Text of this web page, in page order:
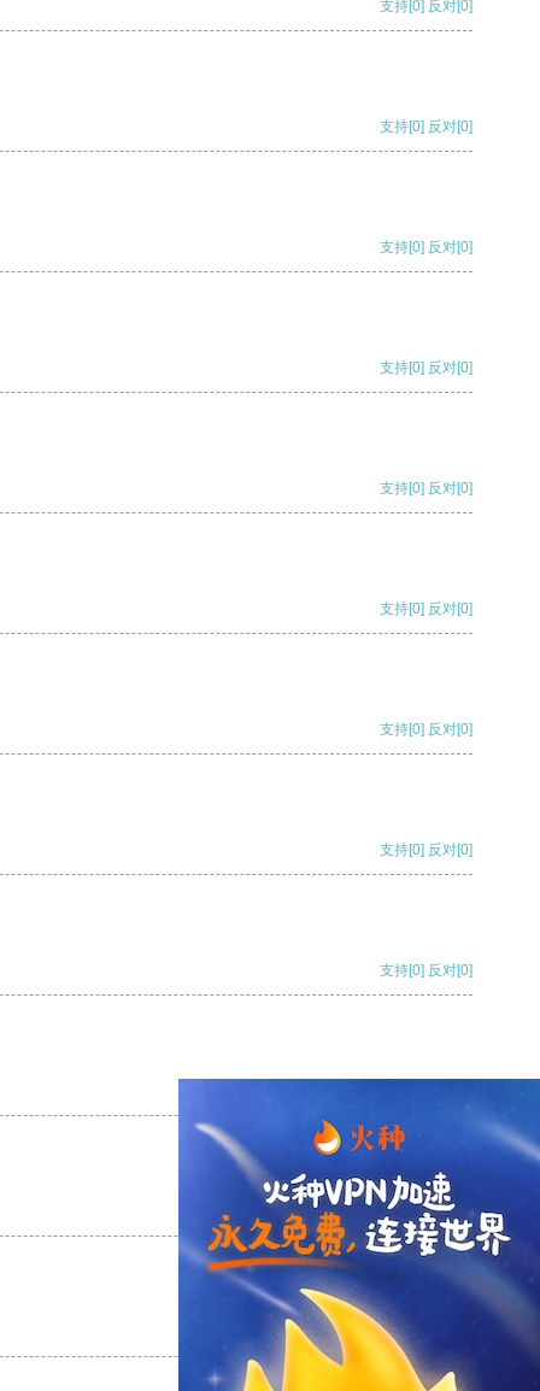
支持[0] 反对[0]
支持[0] 反对[0]
支持[0] 反对[0]
支持[0] 反对[0]
支持[0] 反对[0]
支持[0] 反对[0]
支持[0] 反对[0]
支持[0] 反对[0]
支持[0] 反对[0]
支持 [0] 反对 [0]
支持